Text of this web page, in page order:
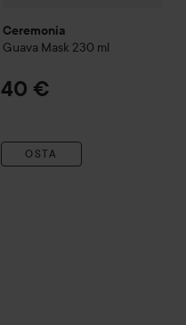
Ceremonia
Guava Mask 230 ml
40 €
OSTA